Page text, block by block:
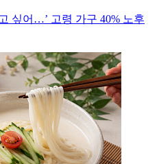
싶어…’ 고령 가구 40% 노후